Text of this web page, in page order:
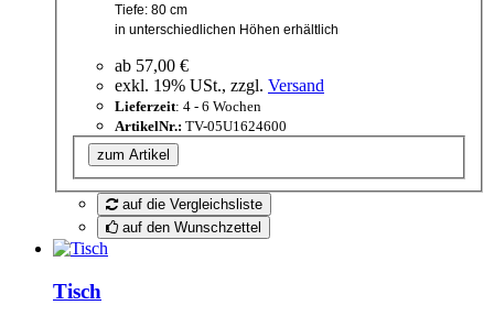
Tiefe: 80 cm
in unterschiedlichen Höhen erhältlich
ab 57,00 €
exkl. 19% USt., zzgl. Versand
Lieferzeit: 4 - 6 Wochen
ArtikelNr.: TV-05U1624600
zum Artikel
auf die Vergleichsliste
auf den Wunschzettel
Tisch